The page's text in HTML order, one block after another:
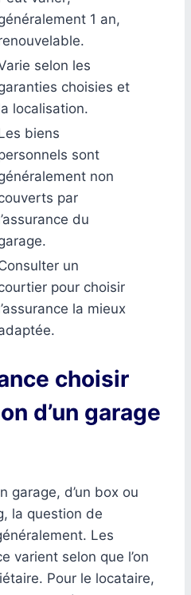
1 an,
selon les
choisies et
localisation.
biens
sont
non
par
du
un
pour choisir
la mieux
choisir
d’un garage
garage, d’un box ou
la question de
Les
varient selon que l’on
Pour le locataire,